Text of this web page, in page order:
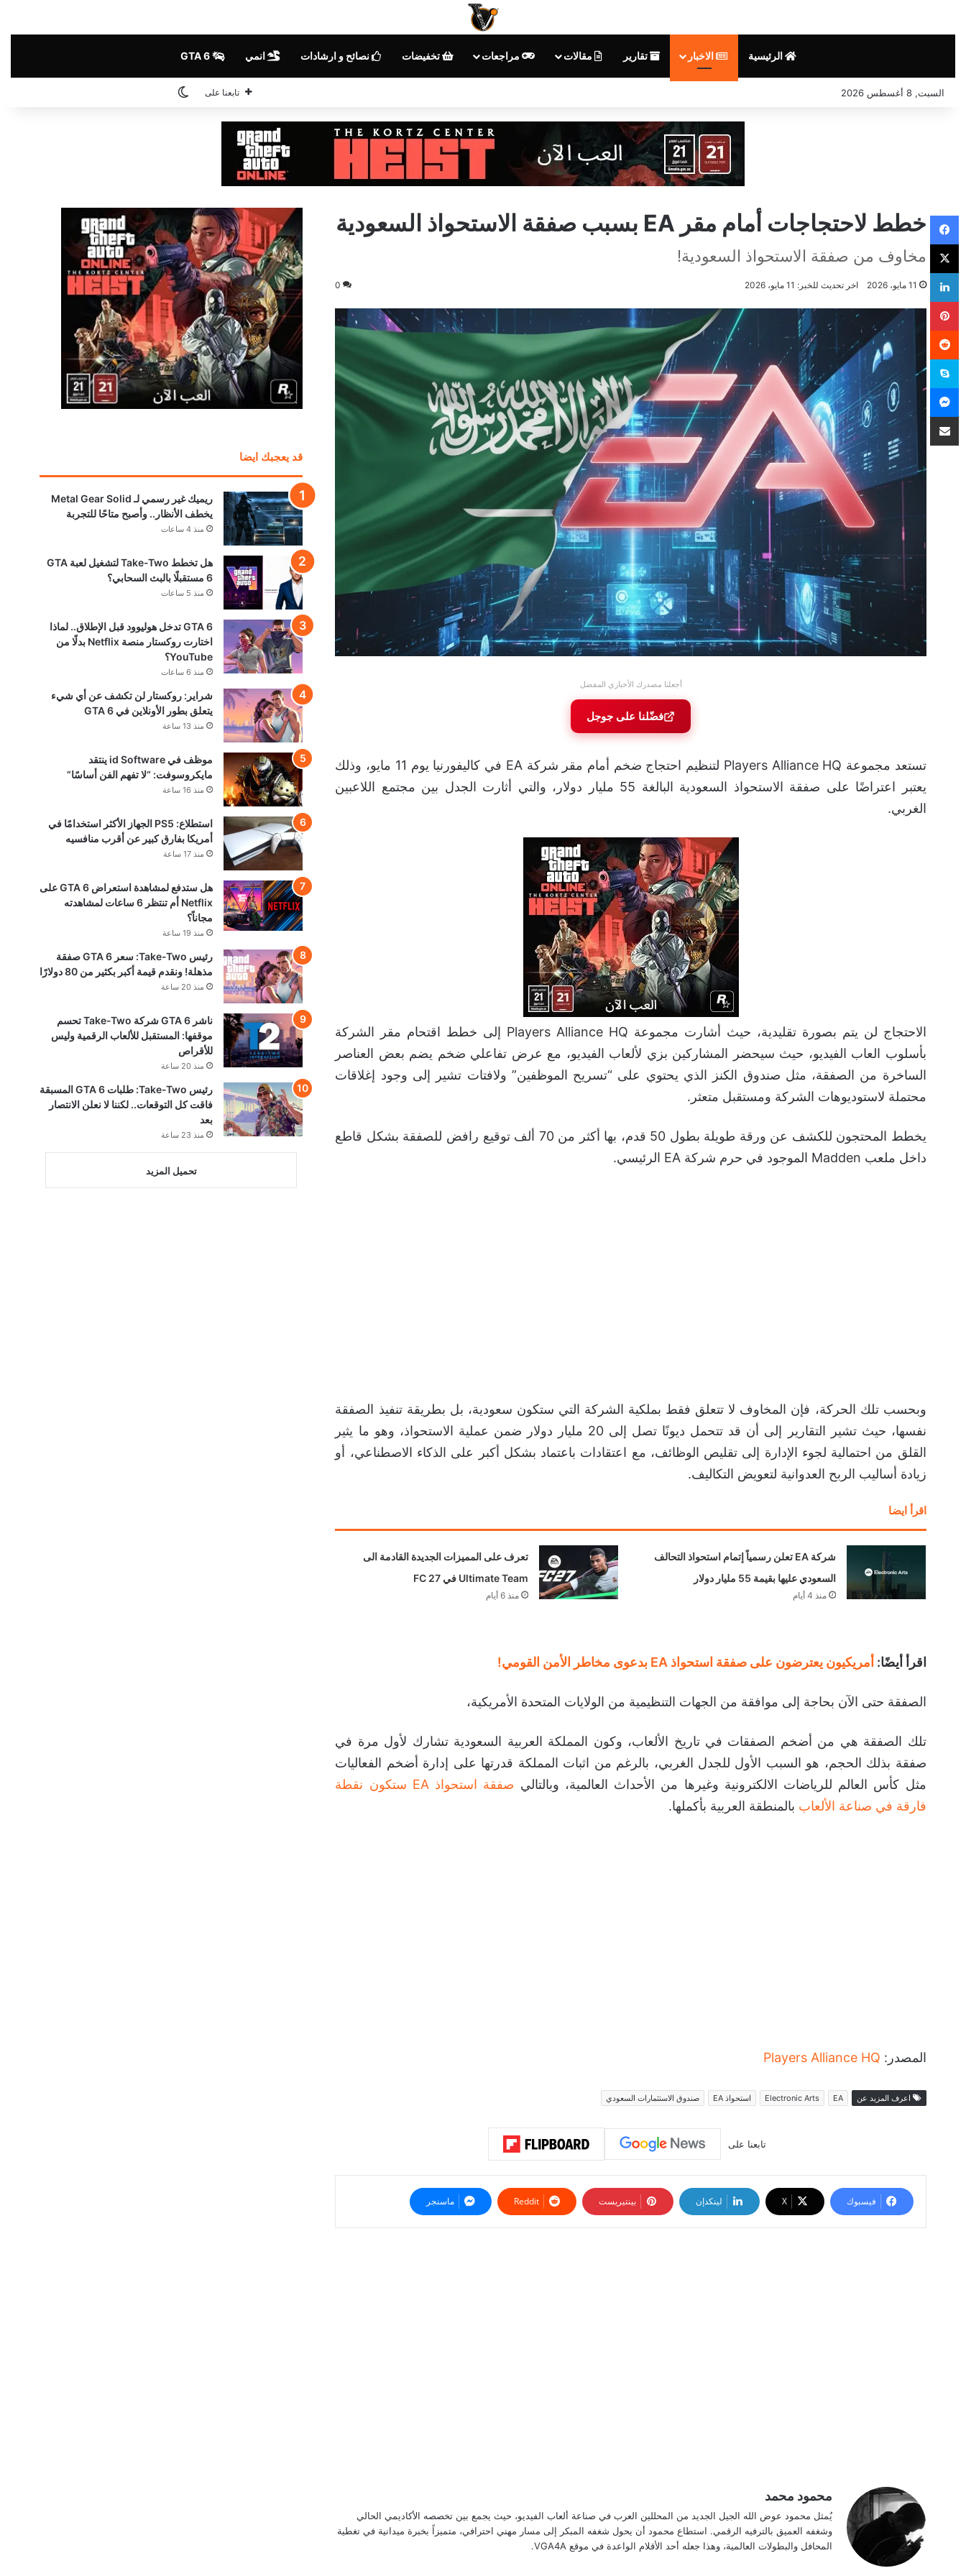
الرئيسية الاخبار تقارير مقالات مراجعات تخفيضات نصائح و ارشادات انمي
السبت, 8 أغسطس 2026 تابعنا على الوضع المظلم
خطط لاحتجاجات أمام مقر EA بسبب صفقة الاستحواذ السعودية
مخاوف من صفقة الاستحواذ السعودية!
11 مايو، 2026 اخر تحديث للخبر: 11 مايو، 2026 0
أجعلنا مصدرك الأخباري المفضل
فضّلنا على جوجل
تستعد مجموعة Players Alliance HQ لتنظيم احتجاج ضخم أمام مقر شركة EA في كاليفورنيا يوم 11 مايو، وذلك
يعتبر اعتراضًا على صفقة الاستحواذ السعودية البالغة 55 مليار دولار، والتي أثارت الجدل بين مجتمع اللاعبين
الغربي.
الاحتجاج لن يتم بصورة تقليدية، حيث أشارت مجموعة Players Alliance HQ إلى خطط اقتحام مقر الشركة
بأسلوب العاب الفيديو، حيث سيحضر المشاركين بزي لألعاب الفيديو، مع عرض تفاعلي ضخم يضم بعض العناصر
الساخرة من الصفقة، مثل صندوق الكنز الذي يحتوي على “تسريح الموظفين” ولافتات تشير إلى وجود إغلاقات
محتملة لاستوديوهات الشركة ومستقبل متعثر.
يخطط المحتجون للكشف عن ورقة طويلة بطول 50 قدم، بها أكثر من 70 ألف توقيع رافض للصفقة بشكل قاطع
داخل ملعب Madden الموجود في حرم شركة EA الرئيسي.
وبحسب تلك الحركة، فإن المخاوف لا تتعلق فقط بملكية الشركة التي ستكون سعودية، بل بطريقة تنفيذ الصفقة
نفسها، حيث تشير التقارير إلى أن قد تتحمل ديونًا تصل إلى 20 مليار دولار ضمن عملية الاستحواذ، وهو ما يثير
القلق من احتمالية لجوء الإدارة إلى تقليص الوظائف، مع اعتقادات باعتماد بشكل أكبر على الذكاء الاصطناعي، أو
زيادة أساليب الربح العدوانية لتعويض التكاليف.
اقرأ ايضا
شركة EA تعلن رسمياً إتمام استحواذ التحالف
السعودي عليها بقيمة 55 مليار دولار
منذ 4 أيام
تعرف على المميزات الجديدة القادمة الى
Ultimate Team في FC 27
منذ 6 أيام
اقرأ أيضًا: أمريكيون يعترضون على صفقة استحواذ EA بدعوى مخاطر الأمن القومي!
الصفقة حتى الآن بحاجة إلى موافقة من الجهات التنظيمية من الولايات المتحدة الأمريكية،
تلك الصفقة هي من أضخم الصفقات في تاريخ الألعاب، وكون المملكة العربية السعودية تشارك لأول مرة في
صفقة بذلك الحجم، هو السبب الأول للجدل الغربي، بالرغم من اثبات المملكة قدرتها على إدارة أضخم الفعاليات
مثل كأس العالم للرياضات الالكترونية وغيرها من الأحداث العالمية، وبالتالي
صفقة استحواذ EA ستكون نقطة
فارقة في صناعة الألعاب بالمنطقة العربية بأكملها.
المصدر: Players Alliance HQ
اعرف المزيد عن EA
Electronic Arts استحواذ EA صندوق الاستثمارات السعودي
تابعنا على
فيسبوك ‫X لينكدإن بينتيريست ‏Reddit ماسنجر
محمود محمد
يُمثل محمود عوض الله الجيل الجديد من المحللين العرب في صناعة ألعاب الفيديو، حيث يجمع بين تخصصه الأكاديمي الحالي
وشغفه العميق بالترفيه الرقمي. استطاع محمود أن يحول شغفه المبكر إلى مسار مهني احترافي، متميزاً بخبرة ميدانية في تغطية
المحافل والبطولات العالمية، وهذا جعله أحد الأقلام الواعدة في موقع VGA4A.
قد يعجبك ايضا
ريميك غير رسمي لـ Metal Gear Solid
يخطف الأنظار.. وأصبح متاحًا للتجربة
منذ 4 ساعات
هل تخطط Take-Two لتشغيل لعبة GTA
6 مستقبلًا بالبث السحابي؟
منذ 5 ساعات
GTA 6 تدخل هوليوود قبل الإطلاق.. لماذا
اختارت روكستار منصة Netflix بدلًا من
YouTube؟
منذ 6 ساعات
شراير: روكستار لن تكشف عن أي شيء
يتعلق بطور الأونلاين في GTA 6
منذ 13 ساعة
موظف في id Software ينتقد
مايكروسوفت: “لا تفهم الفن أساسًا”
منذ 16 ساعة
استطلاع: PS5 الجهاز الأكثر استخدامًا في
أمريكا بفارق كبير عن أقرب منافسيه
منذ 17 ساعة
هل ستدفع لمشاهدة استعراض GTA 6 على
Netflix أم تنتظر 6 ساعات لمشاهدته
مجاناً؟
منذ 19 ساعة
رئيس Take-Two: سعر GTA 6 صفقة
مذهلة! ونقدم قيمة أكبر بكثير من 80 دولارًا
منذ 20 ساعة
ناشر GTA 6 شركة Take-Two تحسم
موقفها: المستقبل للألعاب الرقمية وليس
للأقراص
منذ 20 ساعة
رئيس Take-Two: طلبات GTA 6 المسبقة
فاقت كل التوقعات.. لكننا لا نعلن الانتصار
بعد
منذ 23 ساعة
تحميل المزيد
فيسبوك
‫X
لينكدإن
بينتيريست
سكايب
ماسنجر
مشاركة عبر البريد